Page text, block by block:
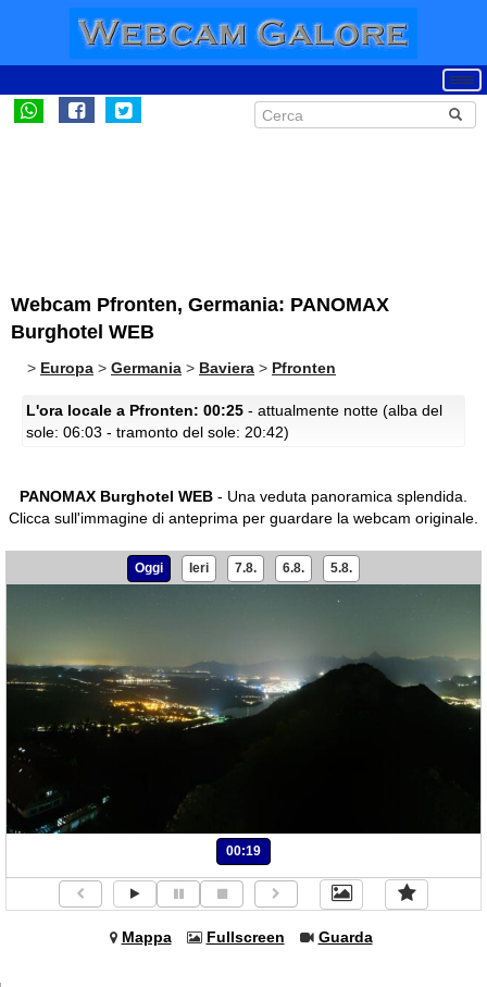
Webcam Pfronten, Germania: PANOMAX
Burghotel WEB
> Europa > Germania > Baviera > Pfronten
L'ora locale a Pfronten: 00:25 - attualmente notte (alba del
sole: 06:03 - tramonto del sole: 20:42)
PANOMAX Burghotel WEB - Una veduta panoramica splendida.
Clicca sull'immagine di anteprima per guardare la webcam originale.
Oggi Ieri 7.8. 6.8. 5.8.
00:19
Mappa Fullscreen Guarda